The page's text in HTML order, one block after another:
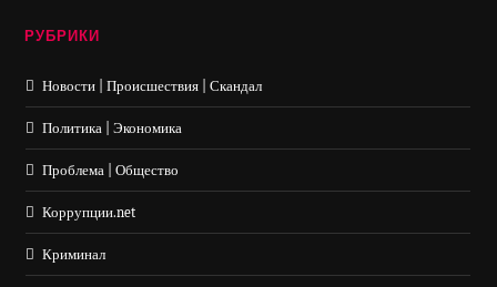
РУБРИКИ
Новости | Происшествия | Скандал
Политика | Экономика
Проблема | Общество
Коррупции.net
Криминал